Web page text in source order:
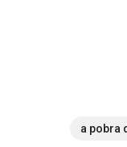
a pobra